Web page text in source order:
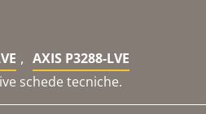
, AXIS P3288-LVE
schede tecniche.